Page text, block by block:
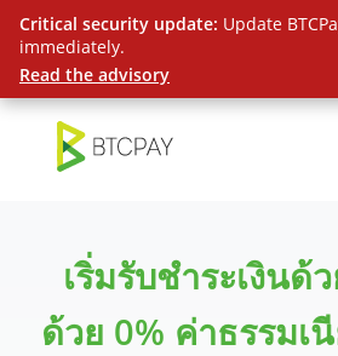
Critical security update: Update
immediately.
Read the advisory
เริ่มรับชำระเงินด้
ด้วย 0% ค่าธรรมเ